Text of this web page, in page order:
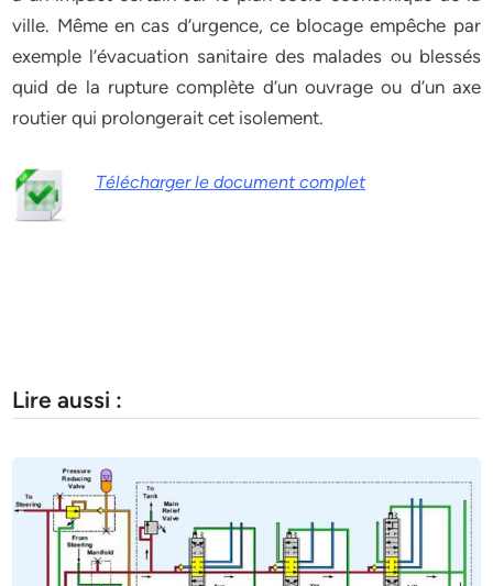
ville. Même en cas d’urgence, ce blocage empêche par
exemple l’évacuation sanitaire des malades ou blessés
quid de la rupture complète d’un ouvrage ou d’un axe
routier qui prolongerait cet isolement.
Télécharger le document complet
Lire aussi :